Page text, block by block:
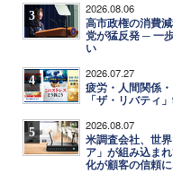
3 2026.08.06
高市政権の消費
党が猛反発 ─ 一
い
4 2026.07.27
疲労・人間関係
「ザ・リバティ
5 2026.08.07
米調査会社、世
ア」が組み込ま
化が顧客の信頼